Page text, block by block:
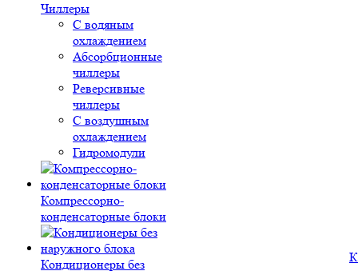
Чиллеры
С водяным
охлаждением
Абсорбционные
чиллеры
Реверсивные
чиллеры
С воздушным
охлаждением
Гидромодули
Компрессорно-
конденсаторные блоки
Кондиционеры без